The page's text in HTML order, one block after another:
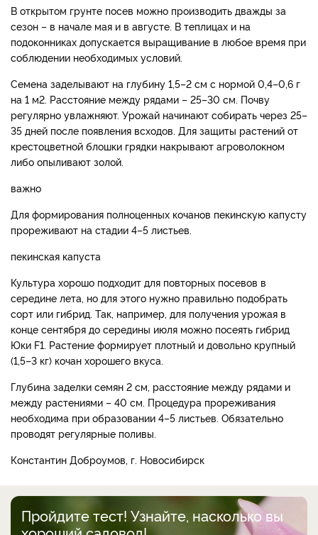
В открытом грунте посев можно производить дважды за
сезон – в начале мая и в августе. В теплицах и на
подоконниках допускается выращивание в любое время при
соблюдении необходимых условий.
Семена заделывают на глубину 1,5–2 см с нормой 0,4–0,6 г
на 1 м2. Расстояние между рядами – 25–30 см. Почву
регулярно увлажняют. Урожай начинают собирать через 25–
35 дней после появления всходов. Для защиты растений от
крестоцветной блошки грядки накрывают агроволокном
либо опыливают золой.
важно
Для формирования полноценных кочанов пекинскую капусту
прореживают на стадии 4–5 листьев.
пекинская капуста
Культура хорошо подходит для повторных посевов в
середине лета, но для этого нужно правильно подобрать
сорт или гибрид. Так, например, для получения урожая в
конце сентября до середины июля можно посеять гибрид
Юки F1. Растение формирует плотный и довольно крупный
(1,5–3 кг) кочан хорошего вкуса.
Глубина заделки семян 2 см, расстояние между рядами и
между растениями – 40 см. Процедура прореживания
необходима при образовании 4–5 листьев. Обязательно
проводят регулярные поливы.
Константин Доброумов, г. Новосибирск
Пройдите тест! Узнайте, насколько вы